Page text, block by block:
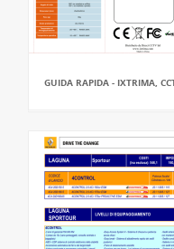
GUIDA RAPIDA - IXTRIMA,